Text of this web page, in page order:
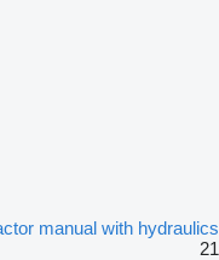
manual with hydraulics
21